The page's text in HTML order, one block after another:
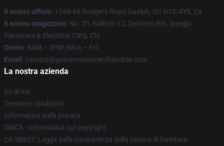
Il nostro ufficio: 1149-66 Rodgers Road Guelph, On N1G 4Y5, Ca
Il nostro magazzino: No. 21, Edificio 12, Distretto Est, Dongju
Hardware & Electrical Città, CN
Orario: 9AM – 5PM (Mon – Fri)
Email : contact@gunsnrosesmerchandise.com
La nostra azienda
Su di noi
Termini e condizioni
Informativa sulla privacy
DMCA - Informativa sul copyright
CA SB657: Legge sulla trasparenza della catena di fornitura